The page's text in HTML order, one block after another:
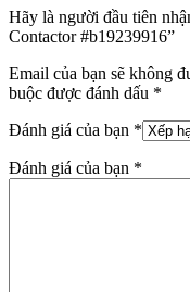
Hãy là người đầu tiên
Contactor #b19239916”
Email của bạn sẽ không
buộc được đánh dấu *
Đánh giá của bạn *
Đánh giá của bạn *